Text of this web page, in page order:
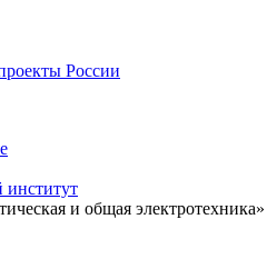
России
институт
и общая электротехника»